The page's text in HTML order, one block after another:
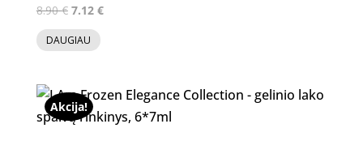
8.90€ Original
price
was:
7.12 €Current
DAUGIAU
Akcija!